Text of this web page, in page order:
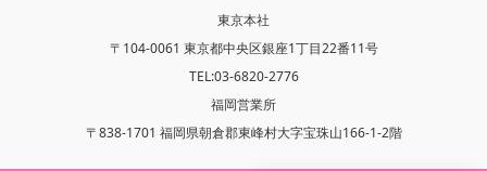
東京本社
〒104-0061 東京都中央区銀座1丁目22番11号
TEL:03-6820-2776
福岡営業所
〒838-1701 福岡県朝倉郡東峰村大字宝珠山166-1-2階